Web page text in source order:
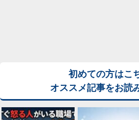
初めての方はこ
オススメ記事をお読